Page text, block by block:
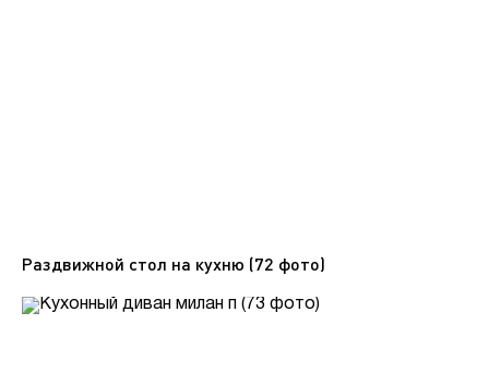
Раздвижной стол на кухню (72 фото)